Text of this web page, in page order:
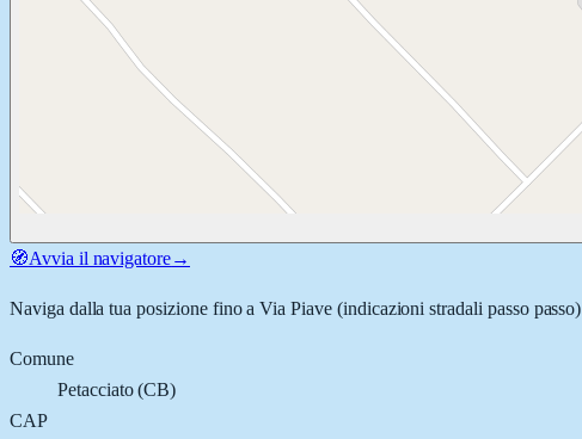
🧭Avvia il navigatore→
Naviga dalla tua posizione fino aVia Piave(indicazioni stradali passo passo)
Comune
Petacciato(CB)
CAP